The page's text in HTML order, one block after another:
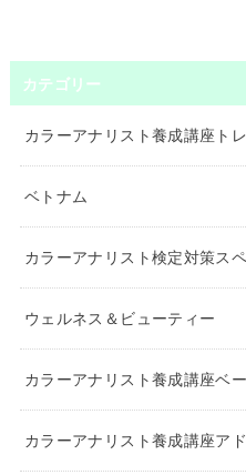
カテゴリー
カラーアナリスト養成講座ト
ベトナム
カラーアナリスト検定対策ス
ウェルネス＆ビューティー
カラーアナリスト養成講座ベ
カラーアナリスト養成講座ア